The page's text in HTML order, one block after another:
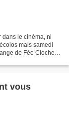
dans le cinéma, ni
mais samedi
de Fée Clochette
vous